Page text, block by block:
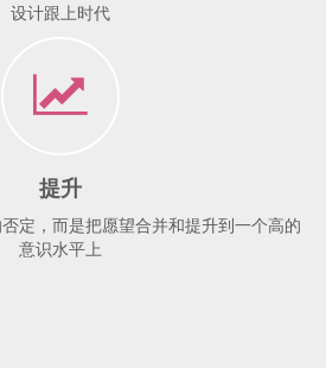
设计跟上时代
提升
定，而是把愿望合并和提升到一个高的
意识水平上